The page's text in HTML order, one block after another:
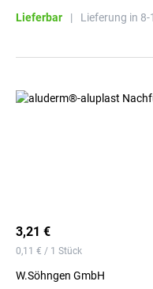
Lieferbar | Lieferung in
3,21 €
0,11 € / 1 Stück
W.Söhngen GmbH